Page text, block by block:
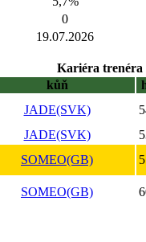
0
19.07.2026
Kariéra trenéra
kůň
JADE(SVK)
JADE(SVK)
SOMEO(GB)
SOMEO(GB)